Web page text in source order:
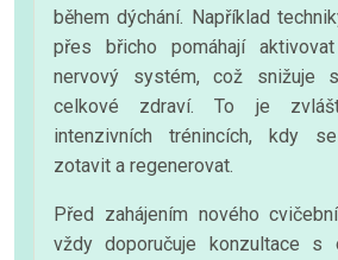
během dýchání. Například
přes břicho pomáhají
nervový systém, což snižuje
celkové zdraví. To je
intenzivních trénincích, kdy
zotavit a regenerovat.
Před zahájením nového
vždy doporučuje konzultace s